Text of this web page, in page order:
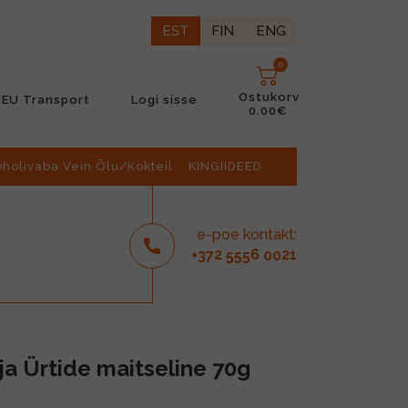
EST FIN ENG
EU Transport Logi sisse
0
Ostukorv
0.00€
Vein Õlu/Kokteil KINGIIDEED
e-poe kontakt:
+372 5556 0021
Ürtide maitseline 70g